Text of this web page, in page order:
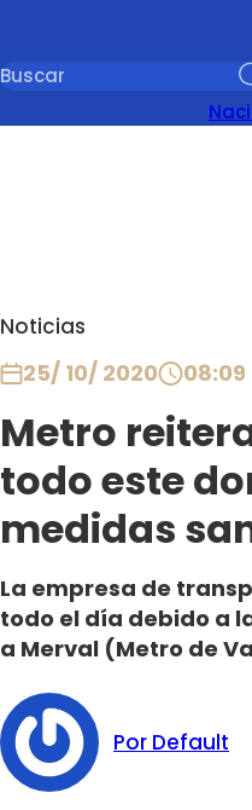
Noticias
25/ 10/ 2020 08:09
Metro
todo este
medidas
La empresa de
todo el día debido a
a Merval (Metro de
Por Default